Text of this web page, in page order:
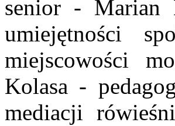
senior - Marian
umiejętności
miejscowości
Kolasa -
mediacji